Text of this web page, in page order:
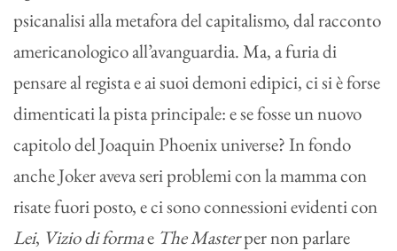
psicanalisi alla metafora del capitalismo, dal racconto
americanologico all’avanguardia. Ma, a furia di
pensare al regista e ai suoi demoni edipici, ci si è forse
dimenticati la pista principale: e se fosse un nuovo
capitolo del Joaquin Phoenix universe? In fondo
anche Joker aveva seri problemi con la mamma con
risate fuori posto, e ci sono connessioni evidenti con
Lei, Vizio di formae The Masterper non parlare